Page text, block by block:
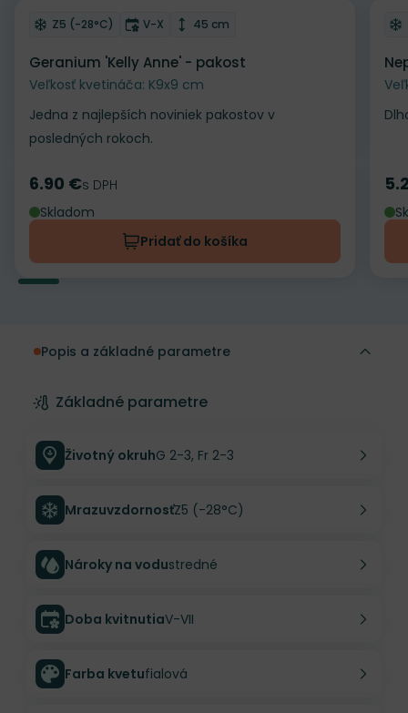
Odober do zoznamu želaní
Mrazuvzdornosť
Z5 (-28°C) Doba kvitnutia
V-X Výška rastliny
45 cm
Geranium 'Kelly Anne' - pakost
Veľkosť kvetináča: K9x9 cm
Jedna z najlepších noviniek pakostov v
posledných rokoch.
Cena
6.90 €s DPH
Skladom
Pridať do košíka
Popis a základné parametre
Základné parametre
Životný okruhG 2-3, Fr 2-3
MrazuvzdornosťZ5 (-28°C)
Nároky na vodustredné
Doba kvitnutiaV-VII
Farba kvetufialová